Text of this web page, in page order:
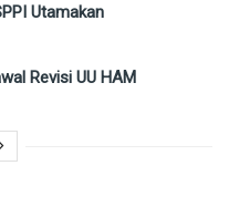
Utamakan
Revisi UU HAM